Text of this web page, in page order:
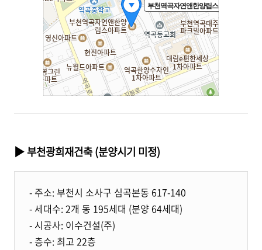
▶ 부천광희재건축 (분양시기 미정)
- 주소: 부천시 소사구 심곡본동 617-140
- 세대수: 2개 동 195세대 (분양 64세대)
- 시공사: 이수건설(주)
- 층수: 최고 22층